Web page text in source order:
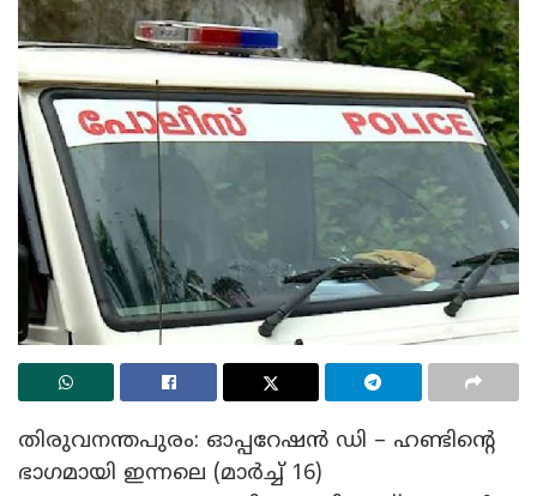
തിരുവനന്തപുരം: ഓപ്പറേഷന്‍ ഡി – ഹണ്ടിന്‍റെ
ഭാഗമായി ഇന്നലെ (മാര്‍ച്ച് 16)